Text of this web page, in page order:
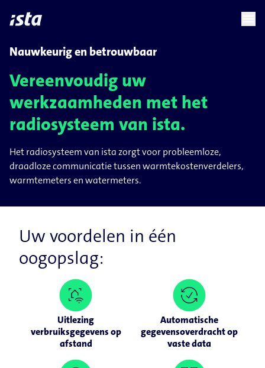
languagechevron_right
Nauwkeurig en betrouwbaar
Vereenvoudig uw
werkzaamheden met het
radiosysteem van ista.
Het radiosysteem van ista zorgt voor probleemloze,
draadloze communicatie tussen warmtekostenverdelers,
warmtemeters en watermeters.
Uw voordelen in één
oogopslag:
Uitlezing
verbruiksgegevens op
afstand
Automatische
gegevensoverdracht op
vaste data